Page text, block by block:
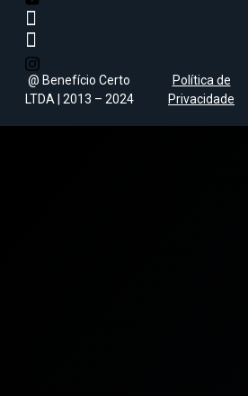
@ Benefício Certo
LTDA | 2013 – 2024
Política de
Privacidade